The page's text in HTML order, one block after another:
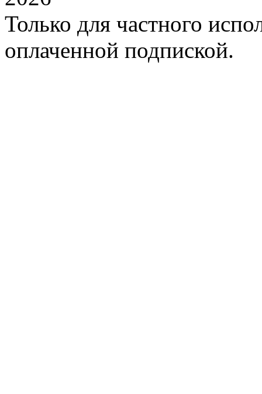
Только для частного
оплаченной подпиской.